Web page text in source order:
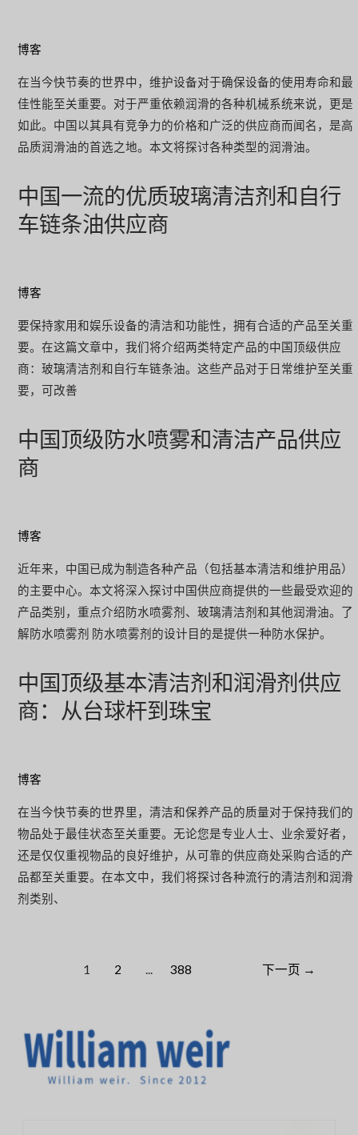
博客
在当今快节奏的世界中，维护设备对于确保设备的使用寿命和最
佳性能至关重要。对于严重依赖润滑的各种机械系统来说，更是
如此。中国以其具有竞争力的价格和广泛的供应商而闻名，是高
品质润滑油的首选之地。本文将探讨各种类型的润滑油。
中国一流的优质玻璃清洁剂和自行
车链条油供应商
博客
要保持家用和娱乐设备的清洁和功能性，拥有合适的产品至关重
要。在这篇文章中，我们将介绍两类特定产品的中国顶级供应
商：玻璃清洁剂和自行车链条油。这些产品对于日常维护至关重
要，可改善
中国顶级防水喷雾和清洁产品供应
商
博客
近年来，中国已成为制造各种产品（包括基本清洁和维护用品）
的主要中心。本文将深入探讨中国供应商提供的一些最受欢迎的
产品类别，重点介绍防水喷雾剂、玻璃清洁剂和其他润滑油。了
解防水喷雾剂 防水喷雾剂的设计目的是提供一种防水保护。
中国顶级基本清洁剂和润滑剂供应
商：从台球杆到珠宝
博客
在当今快节奏的世界里，清洁和保养产品的质量对于保持我们的
物品处于最佳状态至关重要。无论您是专业人士、业余爱好者，
还是仅仅重视物品的良好维护，从可靠的供应商处采购合适的产
品都至关重要。在本文中，我们将探讨各种流行的清洁剂和润滑
剂类别、
1 2 ... 388 下一页 →